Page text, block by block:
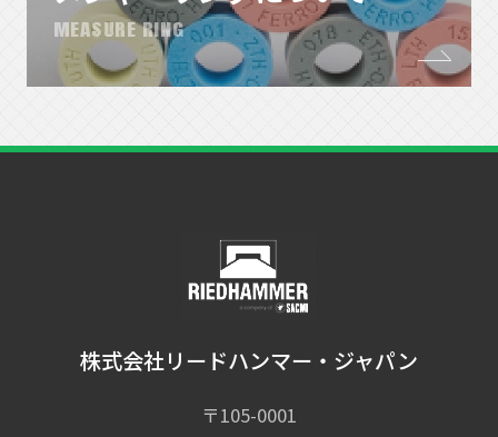
MEASURE RING
株式会社リードハンマー・ジャパン
〒105-0001